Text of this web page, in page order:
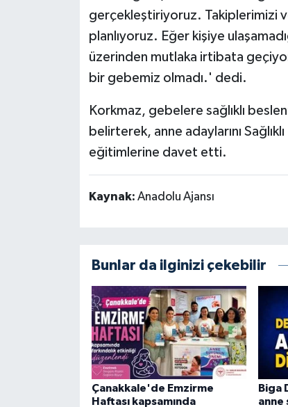
gerçekleştiriyoruz. Takiplerimizi
planlıyoruz. Eğer kişiye
üzerinden mutlaka irtibata
bir gebemiz olmadı.' dedi.
Korkmaz, gebelere sağlıklı
belirterek, anne adaylarını
eğitimlerine davet etti.
Kaynak: Anadolu Ajansı
Bunlar da ilginizi çekebilir
Çanakkale'de Emzirme
Haftası kapsamında
Biga
anne